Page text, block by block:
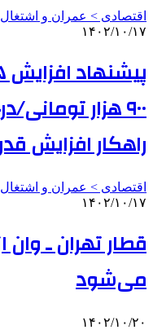
اقتصادی > عمران و اشتغال
۱۴۰۲/۱۰/۱۷
۹۰۰ هزار
راهکار افزایش
اقتصادی > عمران و اشتغال
۱۴۰۲/۱۰/۱۷
قطار تهران ـ وان
می‌شود
۱۴۰۲/۱۰/۲۰